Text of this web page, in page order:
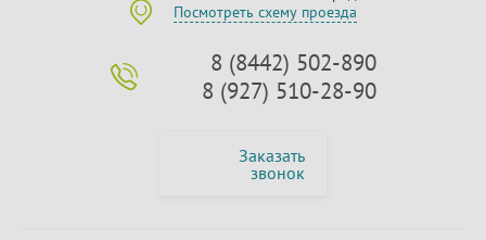
Посмотреть схему проезда
8 (8442) 502-890
8 (927) 510-28-90
Заказать
звонок